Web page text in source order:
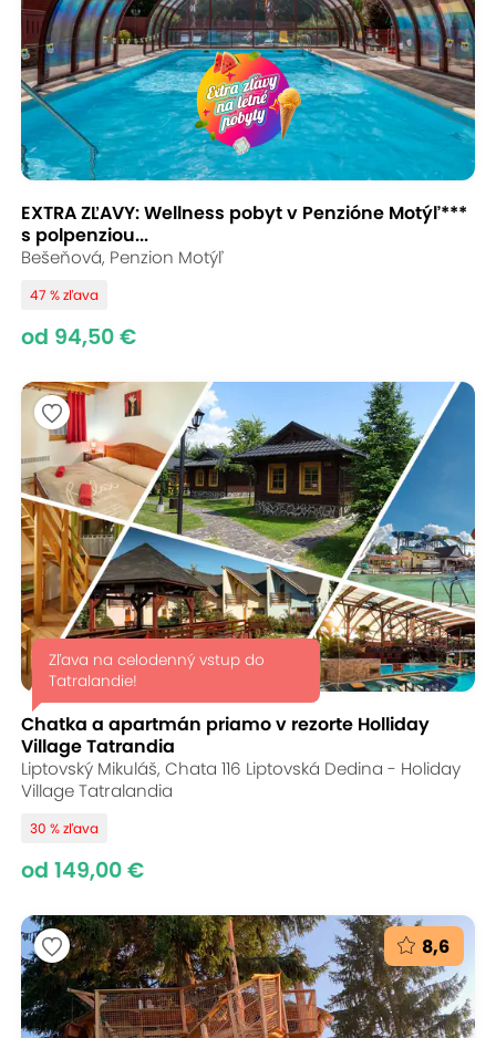
EXTRA ZĽAVY: Wellness pobyt v Penzióne Motýľ***
s polpenziou...
Bešeňová, Penzion Motýľ
47 % zľava
od 94,50 €
Zľava na celodenný vstup do
Tatralandie!
Chatka a apartmán priamo v rezorte Holliday
Village Tatrandia
Liptovský Mikuláš, Chata 116 Liptovská Dedina - Holiday
Village Tatralandia
30 % zľava
od 149,00 €
8,6